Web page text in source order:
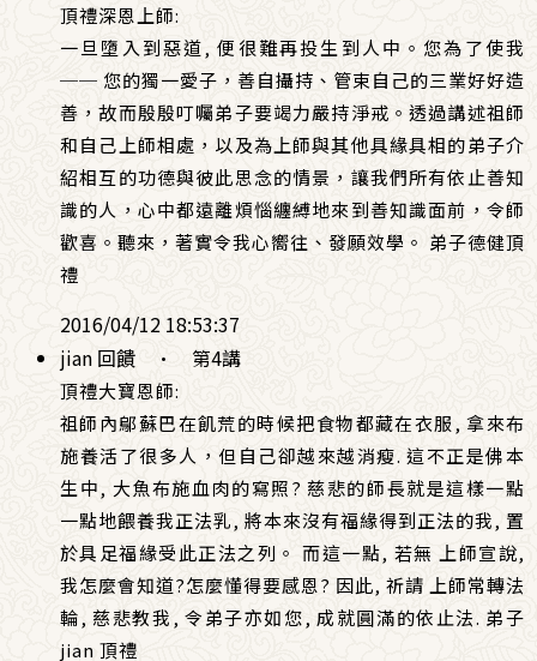
頂禮深恩上師:
一旦墮入到惡道, 便很難再投生到人中。您為了使我
── 您的獨一愛子，善自攝持、管束自己的三業好好造
善，故而殷殷叮囑弟子要竭力嚴持淨戒。透過講述祖師
和自己上師相處，以及為上師與其他具緣具相的弟子介
紹相互的功德與彼此思念的情景，讓我們所有依止善知
識的人，心中都遠離煩惱纏縛地來到善知識面前，令師
歡喜。聽來，著實令我心嚮往、發願效學。 弟子德健頂
禮
2016/04/12 18:53:37
jian 回饋
· 第4講
頂禮大寶恩師:
祖師內鄔蘇巴在飢荒的時候把食物都藏在衣服, 拿來布
施養活了很多人，但自己卻越來越消瘦. 這不正是佛本
生中, 大魚布施血肉的寫照? 慈悲的師長就是這樣一點
一點地餵養我正法乳, 將本來沒有福緣得到正法的我, 置
於具足福緣受此正法之列。 而這一點, 若無 上師宣說,
我怎麼會知道?怎麼懂得要感恩? 因此, 祈請 上師常轉法
輪, 慈悲教我, 令弟子亦如您, 成就圓滿的依止法. 弟子
jian 頂禮